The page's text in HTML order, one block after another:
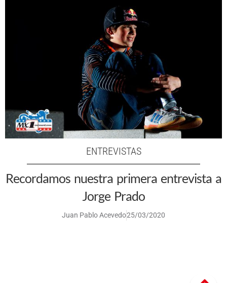
ENTREVISTAS
Recordamos nuestra primera entrevista a
Jorge Prado
Juan Pablo Acevedo25/03/2020